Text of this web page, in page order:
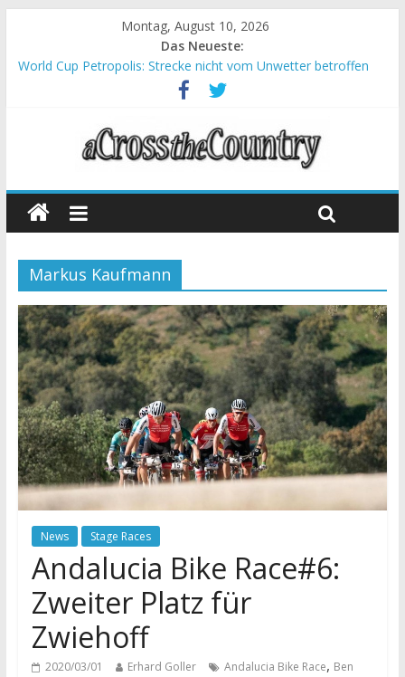
Montag, August 10, 2026
Das Neueste:
World Cup Petropolis: Strecke nicht vom Unwetter betroffen
Krumbach und Obergessertshausen: Mountainbike-Bundesliga
Supercup Massi Banyoles: Siege für Carod und Richards
Halbzeit beim Andalucia Bike Race: Weltmeister Seewald führt
Chelva: Schweizer Doppelsieg beim ersten XCO-Rennen der
Markus Kaufmann
News Stage Races
Andalucia Bike Race#6:
Zweiter Platz für
Zwiehoff
2020/03/01 Erhard Goller Andalucia Bike Race, Ben